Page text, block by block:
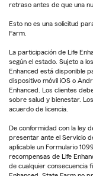
retraso antes de que una
Esto no es una solicitud
Farm.
La participación de Life
según el estado. Sujeto a
Enhanced está disponible
dispositivo móvil iOS o
Enhanced. Los clientes
sobre salud y bienestar.
acuerdo de licencia.
De conformidad con la ley
presentar ante el Servicio
aplicable un Formulario
recompensas de Life
de cualquier consecuencia